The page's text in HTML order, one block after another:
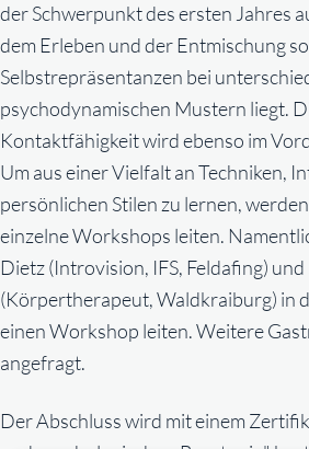
der Schwerpunkt des ersten Jahres
dem Erleben und der Entmischung
Selbstrepräsentanzen bei
psychodynamischen Mustern liegt.
Kontaktfähigkeit wird ebenso im
Um aus einer Vielfalt an Techniken,
persönlichen Stilen zu lernen,
einzelne Workshops leiten.
Dietz (Introvision, IFS, Feldafing)
(Körpertherapeut, Waldkraiburg) in
einen Workshop leiten. Weitere
angefragt.
Der Abschluss wird mit einem